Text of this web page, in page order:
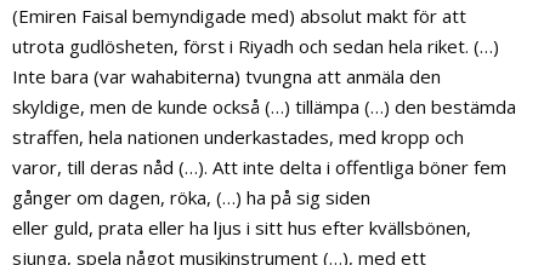
(Emiren Faisal bemyndigade med) absolut makt för att
utrota gudlösheten, först i Riyadh och sedan hela riket. (…)
Inte bara (var wahabiterna) tvungna att anmäla den
skyldige, men de kunde också (…) tillämpa (…) den bestämda
straffen, hela nationen underkastades, med kropp och
varor, till deras nåd (…). Att inte delta i offentliga böner fem
gånger om dagen, röka, (…) ha på sig siden
eller guld, prata eller ha ljus i sitt hus efter kvällsbönen,
sjunga, spela något musikinstrument (…), med ett